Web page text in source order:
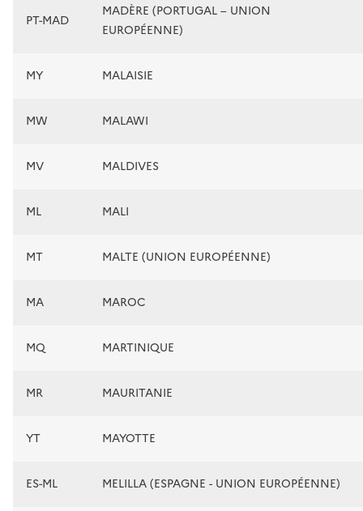
PT-MAD
MADÈRE (PORTUGAL – UNION
EUROPÉENNE)
MY MALAISIE
MW MALAWI
MV MALDIVES
ML MALI
MT MALTE (UNION EUROPÉENNE)
MA MAROC
MQ MARTINIQUE
MR MAURITANIE
YT MAYOTTE
ES-ML MELILLA (ESPAGNE - UNION EUROPÉENNE)